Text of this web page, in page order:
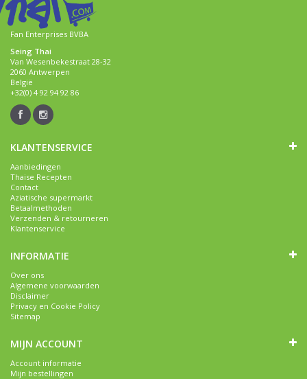
Fan Enterprises BVBA
Seing Thai
Van Wesenbekestraat 28-32
2060 Antwerpen
België
+32(0) 4 92 94 92 86
KLANTENSERVICE
Aanbiedingen
Thaise Recepten
Contact
Aziatische supermarkt
Betaalmethoden
Verzenden & retourneren
Klantenservice
INFORMATIE
Over ons
Algemene voorwaarden
Disclaimer
Privacy en Cookie Policy
Sitemap
MIJN ACCOUNT
Account informatie
Mijn bestellingen